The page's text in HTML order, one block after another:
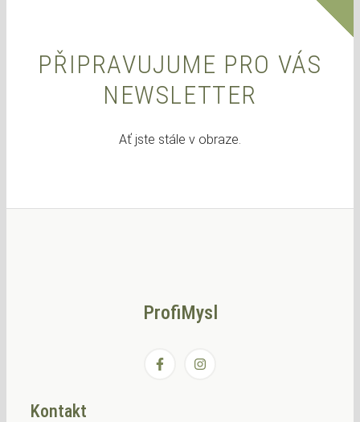
PŘIPRAVUJUME PRO VÁS
NEWSLETTER
Ať jste stále v obraze.
ProfiMysl
Kontakt